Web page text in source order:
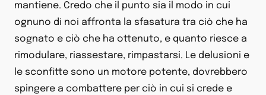
mantiene. Credo che il punto sia il modo in cui
ognuno di noi affronta la sfasatura tra ciò che ha
sognato e ciò che ha ottenuto, e quanto riesce a
rimodulare, riassestare, rimpastarsi. Le delusioni e
le sconfitte sono un motore potente, dovrebbero
spingere a combattere per ciò in cui si crede e